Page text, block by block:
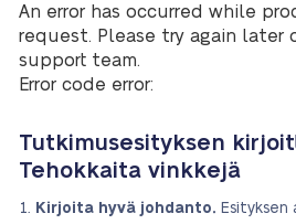
An error has occurred while
request. Please try again later
support team.
Error code error:
Tutkimusesityksen
Tehokkaita vinkkejä
Kirjoita hyvä johdanto. Esityksen